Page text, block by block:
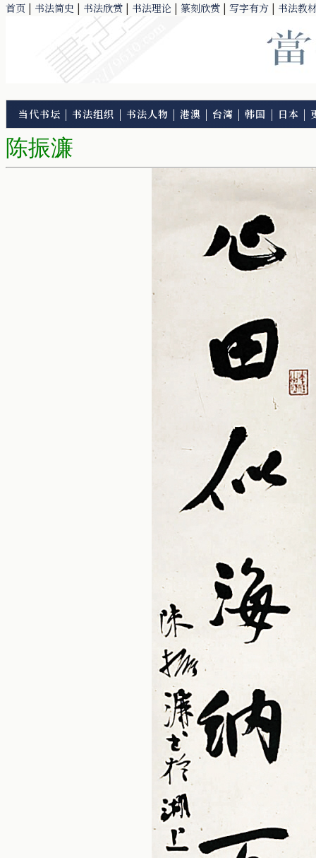
首页 | 书法简史 | 书法欣赏 | 书法理论 | 篆刻欣赏 | 写字有方 | 书法教
当代书坛 | 书法组织 | 书法人物 | 港澳 | 台湾 |韩国 | 日本 |
陈振濂